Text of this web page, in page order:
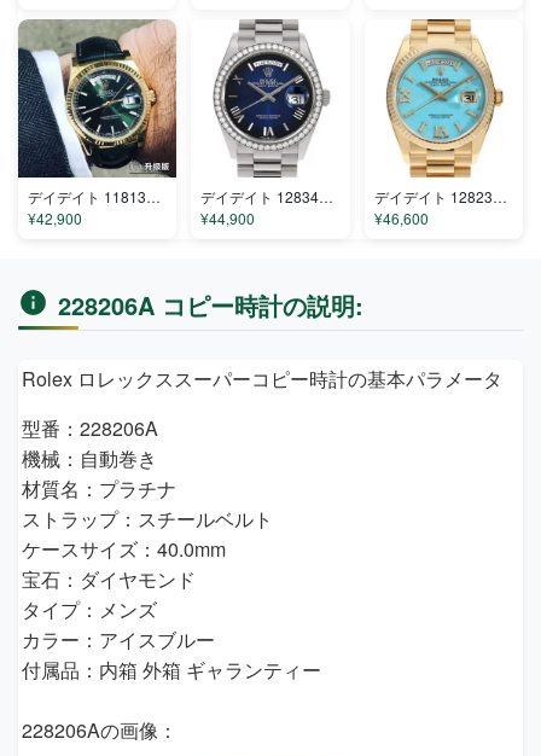
デイデイト 118135/118138/118139 コピー
¥42,900
デイデイト 128349RBR コピー
¥44,900
デイデイト 128238ac コピー
¥46,600
228206A コピー時計の説明:
Rolex ロレックススーパーコピー時計の基本パラメータ
型番：228206A
機械：自動巻き
材質名：プラチナ
ストラップ：スチールベルト
ケースサイズ：40.0mm
宝石：ダイヤモンド
タイプ：メンズ
カラー：アイスブルー
付属品：内箱 外箱 ギャランティー
228206Aの画像：